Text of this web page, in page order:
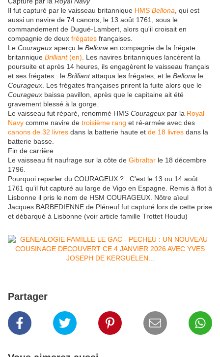
Il fut capturé par le vaisseau britannique HMS Bellona , qui est
aussi un navire de 74 canons, le 13 août 1761, sous le
commandement de Dugué-Lambert, alors qu'il croisait en
compagnie de deux frégates françaises.
Le Courageux aperçu le Bellona en compagnie de la frégate
britannique Brilliant (en) . Les navires britanniques lancèrent la
poursuite et après 14 heures, ils engagèrent le vaisseau français
et ses frégates : le Brilliantattaqua les frégates, et le Bellona le
Courageux . Les frégates françaises prirent la fuite alors que le
Courageux baissa pavillon, après que le capitaine ait été
gravement blessé à la gorge.
Le vaisseau fut réparé, renommé HMS Courageux par la Royal
Navy comme navire de troisième rang et ré-armée avec des
canons de 32 livres dans la batterie haute et de 18 livres dans la
batterie basse.
Fin de carrière
Le vaisseau fit naufrage sur la côte de Gibraltar le 18 décembre
1796.
Pourquoi reparler du COURAGEUX ? : C'est le 13 ou 14 août
1761 qu'il fut capturé au large de Vigo en Espagne. Remis à flot à
Lisbonne il pris le nom de HSM COURAGEUX. Nôtre aïeul
Jacques BARBEDIENNE de Pléneuf fut capturé lors de cette prise
et débarqué à Lisbonne (voir article famille Trottet Houdu)
Partager